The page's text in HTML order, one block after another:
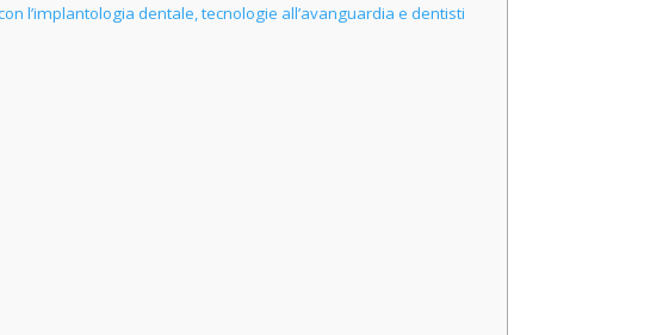
l’implantologia dentale, tecnologie all’avanguardia e dentisti